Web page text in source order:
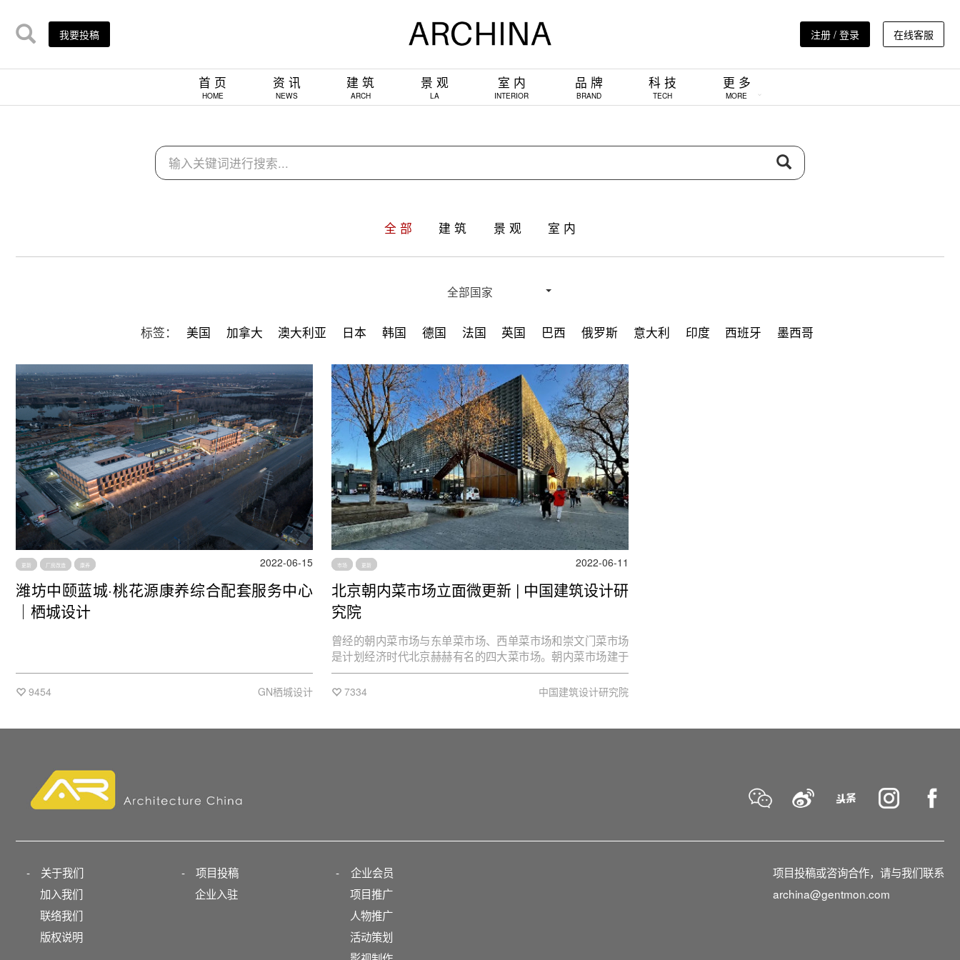
我要投稿 注册 / 登录 在线客服
首 页
HOME
资 讯
NEWS
建 筑
ARCH
景 观
LA
室 内
INTERIOR
品 牌
BRAND
科 技
TECH
更 多
MORE
全 部 建 筑 景 观 室 内
全部国家
标签： 美国 加拿大 澳大利亚 日本 韩国 德国 法国 英国 巴西 俄罗斯 意大利 印度 西班牙 墨西哥
更新 厂房改造 康养 2022-06-15
潍坊中颐蓝城·桃花源康养综合配套服务中心
｜栖城设计
9454 GN栖城设计
市场 更新 2022-06-11
北京朝内菜市场立面微更新 | 中国建筑设计研
究院
曾经的朝内菜市场与东单菜市场、西单菜市场和崇文门菜市场
是计划经济时代北京赫赫有名的四大菜市场。朝内菜市场建于
1954年，位于老外交部的斜对面，最初为露天市场，后建一座
双坡屋顶大跨结构建筑，人称“老朝菜”。在许多老北京眼中，
7334 中国建筑设计研究院
-
关于我们
加入我们
联络我们
版权说明
-
项目投稿
企业入驻
-
企业会员
项目推广
人物推广
活动策划
项目投稿或咨询合作，请与我们联系
archina@gentmon.com